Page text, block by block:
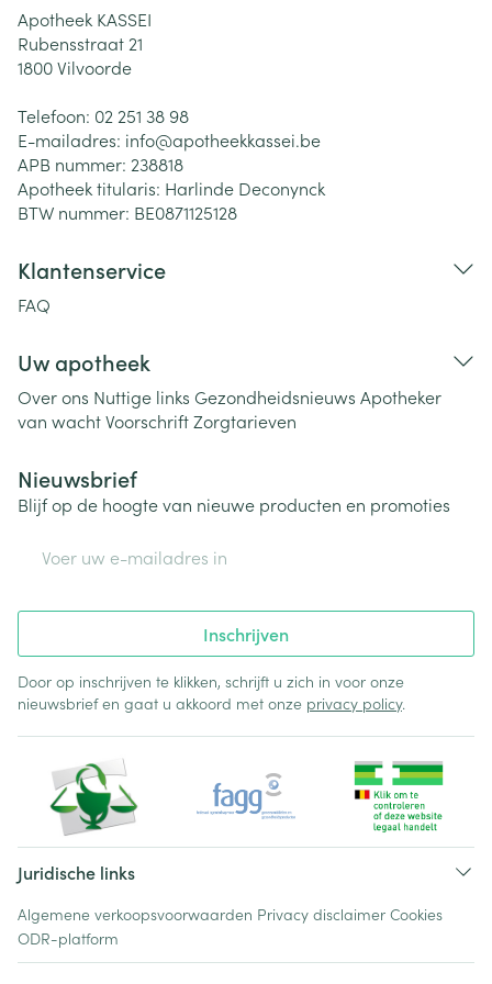
Apotheek KASSEI
Rubensstraat 21
1800Vilvoorde
Telefoon: 02 251 38 98
E-mailadres: info@apotheekkassei.be
APB nummer: 238818
Apotheek titularis: Harlinde Deconynck
BTW nummer: BE0871125128
Klantenservice
FAQ
Uw apotheek
Over ons Nuttige links Gezondheidsnieuws Apotheker
van wachtVoorschriftZorgtarieven
Nieuwsbrief
Blijf op de hoogte van nieuwe producten en promoties
Inschrijven
Door op inschrijven te klikken, schrijft u zich in voor onze
nieuwsbrief en gaat u akkoord met onze privacy policy.
Juridische links
Algemene verkoopsvoorwaarden Privacy disclaimer Cookies
ODR-platform